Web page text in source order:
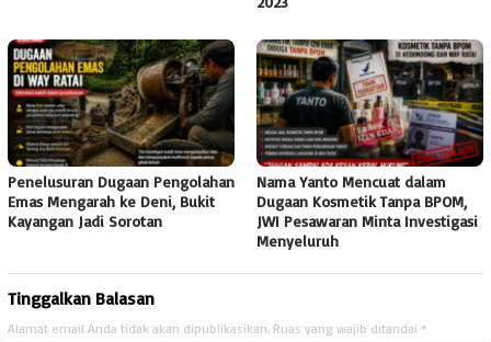
Penelusuran Dugaan Pengolahan
Emas Mengarah ke Deni, Bukit
Kayangan Jadi Sorotan
Nama Yanto Mencuat dalam
Dugaan Kosmetik Tanpa BPOM,
JWI Pesawaran Minta Investigasi
Menyeluruh
Tinggalkan Balasan
Alamat email Anda tidak akan dipublikasikan. Ruas yang wajib ditandai *